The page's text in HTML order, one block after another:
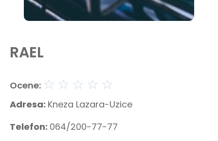
RAEL
Ocene: ☆ ☆ ☆ ☆ ☆
Adresa: Kneza Lazara-Uzice
Telefon: 064/200-77-77